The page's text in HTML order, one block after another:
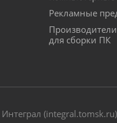
Рекламные
для сборки ПК
(integral.tomsk.ru)